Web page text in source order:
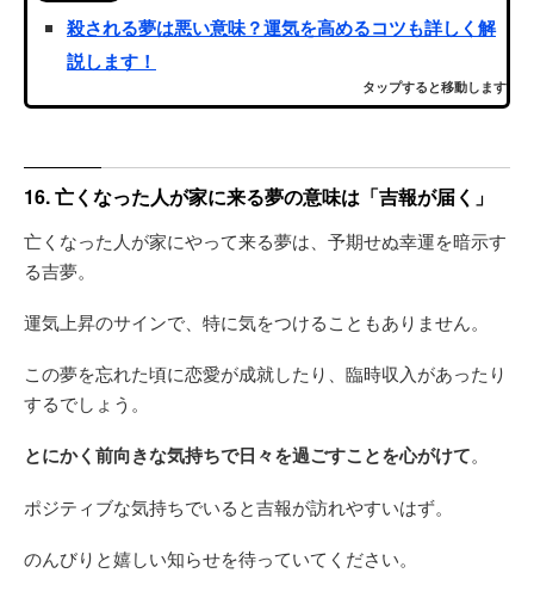
殺される夢は悪い意味？運気を高めるコツも詳しく解
説します！
タップすると移動します
16. 亡くなった人が家に来る夢の意味は「吉報が届く」
亡くなった人が家にやって来る夢は、予期せぬ幸運を暗示す
る吉夢。
運気上昇のサインで、特に気をつけることもありません。
この夢を忘れた頃に恋愛が成就したり、臨時収入があったり
するでしょう。
とにかく前向きな気持ちで日々を過ごすことを心がけて。
ポジティブな気持ちでいると吉報が訪れやすいはず。
のんびりと嬉しい知らせを待っていてください。